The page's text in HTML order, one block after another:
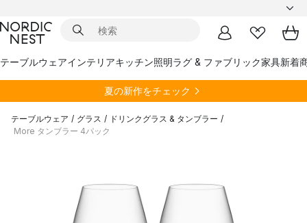
テーブルウェアインテリアキッチン照明ラグ & ファブリック家具新着
夏の新作をチェック
テーブルウェア / グラス / ドリンクグラス & タンブラー /
More タンブラー 4パック